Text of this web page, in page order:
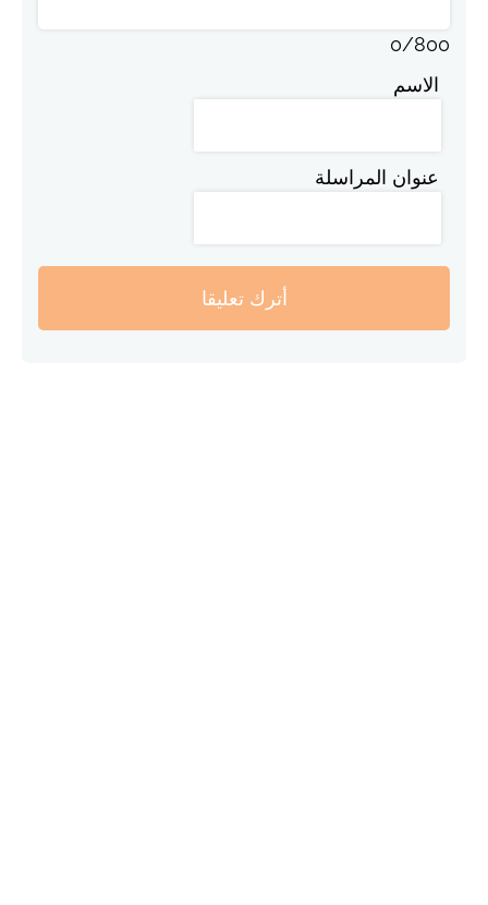
0/800
الاسم
عنوان المراسلة
أترك تعليقا